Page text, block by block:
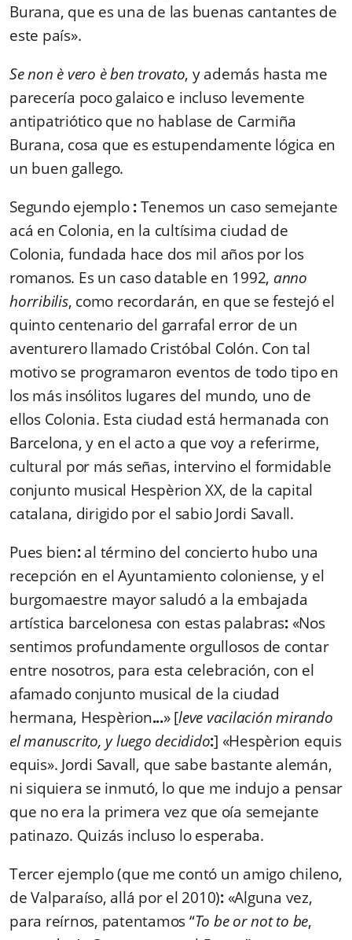
Burana, que es una de las buenas cantantes de
este país».
Se non è vero è ben trovato, y además hasta me
parecería poco galaico e incluso levemente
antipatriótico que no hablase de Carmiña
Burana, cosa que es estupendamente lógica en
un buen gallego.
Segundo ejemplo:Tenemos un caso semejante
acá en Colonia, en la cultísima ciudad de
Colonia, fundada hace dos mil años por los
romanos. Es un caso datable en 1992, anno
horribilis, como recordarán, en que se festejó el
quinto centenario del garrafal error de un
aventurero llamado Cristóbal Colón. Con tal
motivo se programaron eventos de todo tipo en
los más insólitos lugares del mundo, uno de
ellos Colonia. Esta ciudad está hermanada con
Barcelona, y en el acto a que voy a referirme,
cultural por más señas, intervino el formidable
conjunto musical Hespèrion XX, de la capital
catalana, dirigido por el sabio Jordi Savall.
Pues bien:al término del concierto hubo una
recepción en el Ayuntamiento coloniense, y el
burgomaestre mayor saludó a la embajada
artística barcelonesa con estas palabras: «Nos
sentimos profundamente orgullosos de contar
entre nosotros, para esta celebración, con el
afamado conjunto musical de la ciudad
hermana, Hespèrion...» [leve vacilación mirando
el manuscrito, y luego decidido:] «Hespèrion equis
equis». Jordi Savall, que sabe bastante alemán,
ni siquiera se inmutó, lo que me indujo a pensar
que no era la primera vez que oía semejante
patinazo. Quizás incluso lo esperaba.
Tercer ejemplo (que me contó un amigo chileno,
de Valparaíso, allá por el 2010): «Alguna vez,
para reírnos, patentamos “To be or not to be,